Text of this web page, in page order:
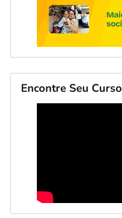
Encontre Seu Curso